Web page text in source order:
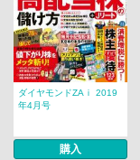
ダイヤモンドZAｉ 2019
年4月号
購入